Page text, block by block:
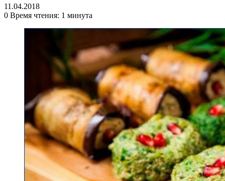
11.04.2018
0 Время чтения: 1 минута